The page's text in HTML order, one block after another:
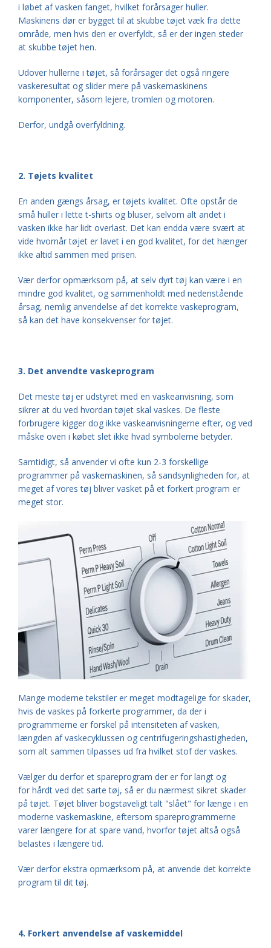
i løbet af vasken fanget, hvilket forårsager huller.
Maskinens dør er bygget til at skubbe tøjet væk fra dette
område, men hvis den er overfyldt, så er der ingen steder
at skubbe tøjet hen.
Udover hullerne i tøjet, så forårsager det også ringere
vaskeresultat og slider mere på vaskemaskinens
komponenter, såsom lejere, tromlen og motoren.
Derfor, undgå overfyldning.
2. Tøjets kvalitet
En anden gængs årsag, er tøjets kvalitet. Ofte opstår de
små huller i lette t-shirts og bluser, selvom alt andet i
vasken ikke har lidt overlast. Det kan endda være svært at
vide hvornår tøjet er lavet i en god kvalitet, for det hænger
ikke altid sammen med prisen.
Vær derfor opmærksom på, at selv dyrt tøj kan være i en
mindre god kvalitet, og sammenholdt med nedenstående
årsag, nemlig anvendelse af det korrekte vaskeprogram,
så kan det have konsekvenser for tøjet.
3. Det anvendte vaskeprogram
Det meste tøj er udstyret med en vaskeanvisning, som
sikrer at du ved hvordan tøjet skal vaskes. De fleste
forbrugere kigger dog ikke vaskeanvisningerne efter, og ved
måske oven i købet slet ikke hvad symbolerne betyder.
Samtidigt, så anvender vi ofte kun 2-3 forskellige
programmer på vaskemaskinen, så sandsynligheden for, at
meget af vores tøj bliver vasket på et forkert program er
meget stor.
Mange moderne tekstiler er meget modtagelige for skader,
hvis de vaskes på forkerte programmer, da der i
programmerne er forskel på intensiteten af vasken,
længden af ​​vaskecyklussen og centrifugeringshastigheden,
som alt sammen tilpasses ud fra hvilket stof der vaskes.
Vælger du derfor et spareprogram der er for langt og
for hårdt ved det sarte tøj, så er du nærmest sikret skader
på tøjet. Tøjet bliver bogstaveligt talt "slået" for længe i en
moderne vaskemaskine, eftersom spareprogrammerne
varer længere for at spare vand, hvorfor tøjet altså også
belastes i længere tid.
Vær derfor ekstra opmærksom på, at anvende det korrekte
program til dit tøj.
4. Forkert anvendelse af vaskemiddel